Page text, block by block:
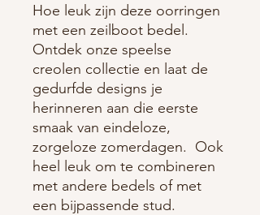
Hoe leuk zijn deze oorringen
met een zeilboot bedel.
Ontdek onze speelse
creolen collectie en laat de
gedurfde designs je
herinneren aan die eerste
smaak van eindeloze,
zorgeloze zomerdagen. Ook
heel leuk om te combineren
met andere bedels of met
een bijpassende stud.